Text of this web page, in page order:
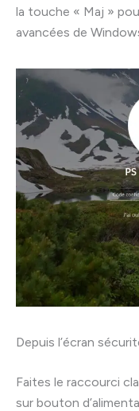
la touche « Maj »
avancées de
Depuis l’écran
Faites le raccourci
sur bouton